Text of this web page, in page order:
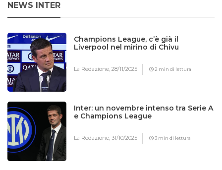
NEWS INTER
Champions League, c’è già il
Liverpool nel mirino di Chivu
La Redazione,28/11/2025 2 min di lettura
Inter: un novembre intenso tra Serie A
e Champions League
La Redazione,31/10/2025 3 min di lettura